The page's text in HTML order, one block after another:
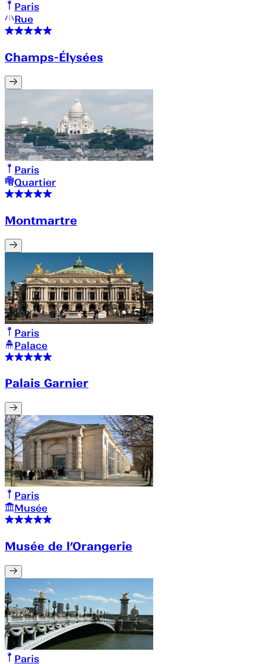
Paris
Rue
Champs-Élysées
Paris
Quartier
Montmartre
Paris
Palace
Palais Garnier
Paris
Musée
Musée de l’Orangerie
Paris